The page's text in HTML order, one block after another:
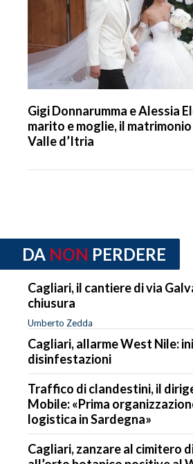
Gigi Donnarumma e Alessia
marito e moglie, il
Valle d’Itria
DA NON PERDERE
Cagliari, il cantiere di via
chiusura
Umberto Zedda
Cagliari, allarme West Nile:
disinfestazioni
Traffico di clandestini, il
Mobile: «Prima
logistica in Sardegna»
Cagliari, zanzare al cimitero